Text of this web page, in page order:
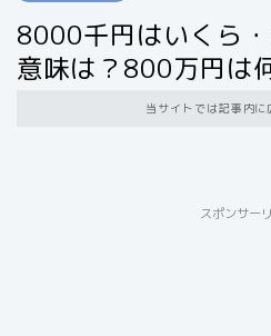
8000千円はいくら
意味は？800万円は
当サイトでは記事内に
スポンサー